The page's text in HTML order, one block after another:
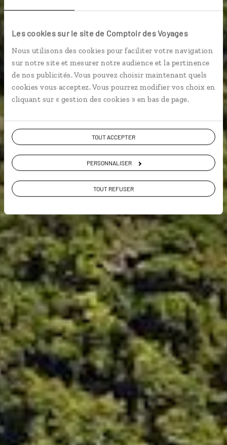
Les cookies sur le site de Comptoir des Voyages
Nous utilisons des cookies pour faciliter votre navigation
sur notre site et mesurer notre audience et la pertinence
de nos publicités. Vous pouvez choisir maintenant quels
cookies vous acceptez. Vous pourrez modifier vos choix en
cliquant sur « gestion des cookies » en bas de page.
TOUT ACCEPTER
PERSONNALISER
TOUT REFUSER
Voyage Mayotte
VOIR NOS 3 IDÉES DE VOYAGE À MAYOTTE